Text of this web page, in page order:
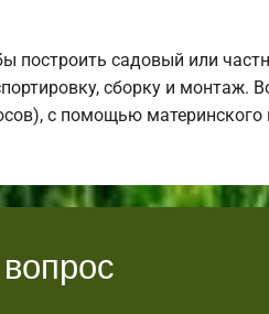
построить садовый или
сборку и монтаж.
с помощью материнского